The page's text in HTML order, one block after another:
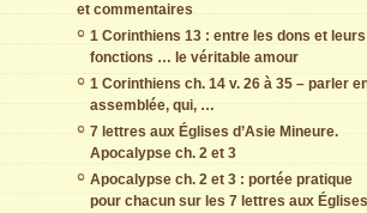
et commentaires
1 Corinthiens 13 : entre les dons et leurs
fonctions … le véritable amour
1 Corinthiens ch. 14 v. 26 à 35 – parler
assemblée, qui, …
7 lettres aux Églises d’Asie Mineure.
Apocalypse ch. 2 et 3
Apocalypse ch. 2 et 3 : portée pratique
pour chacun sur les 7 lettres aux Églises